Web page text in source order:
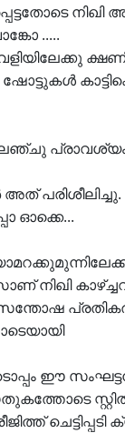
നിഖി
.....
ഷോട്ടുകൾ
പരിശീലിച്ചു.
ഓക്കെ...
നിഖി
സന്തോഷ
ഈ
ചെട്ടിപ്പടി